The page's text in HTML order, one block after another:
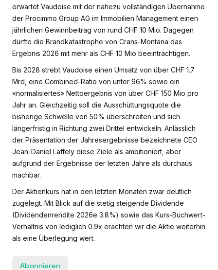
erwartet Vaudoise mit der nahezu vollständigen Übernahme
der Procimmo Group AG im Immobilien Management einen
jährlichen Gewinnbeitrag von rund CHF 10 Mio. Dagegen
dürfte die Brandkatastrophe von Crans-Montana das
Ergebnis 2026 mit mehr als CHF 10 Mio beeinträchtigen.
Bis 2028 strebt Vaudoise einen Umsatz von über CHF 1.7
Mrd, eine Combined-Ratio von unter 96% sowie ein
«normalisiertes» Nettoergebnis von über CHF 150 Mio pro
Jahr an. Gleichzeitig soll die Ausschüttungsquote die
bisherige Schwelle von 50% überschreiten und sich
längerfristig in Richtung zwei Drittel entwickeln. Anlässlich
der Präsentation der Jahresergebnisse bezeichnete CEO
Jean-Daniel Laffely diese Ziele als ambitioniert, aber
aufgrund der Ergebnisse der letzten Jahre als durchaus
machbar.
Der Aktienkurs hat in den letzten Monaten zwar deutlich
zugelegt. Mit Blick auf die stetig steigende Dividende
(Dividendenrendite 2026e 3.8%) sowie das Kurs-Buchwert-
Verhältnis von lediglich 0.9x erachten wir die Aktie weiterhin
als eine Überlegung wert.
Abonnieren